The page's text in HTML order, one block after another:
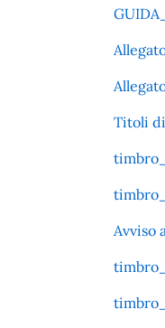
Titoli di
Avviso